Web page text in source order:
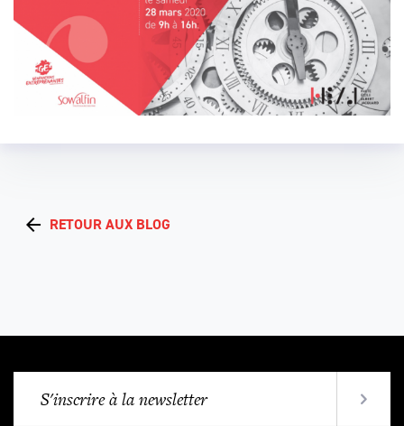
RETOUR AUX BLOG